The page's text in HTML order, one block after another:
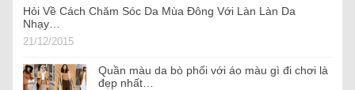
Hỏi Về Cách Chăm Sóc Da Mùa Đông Với Làn Làn Da
Nhạy…
21/12/2015
Quần màu da bò phối với áo màu gì đi chơi là
đẹp nhất…